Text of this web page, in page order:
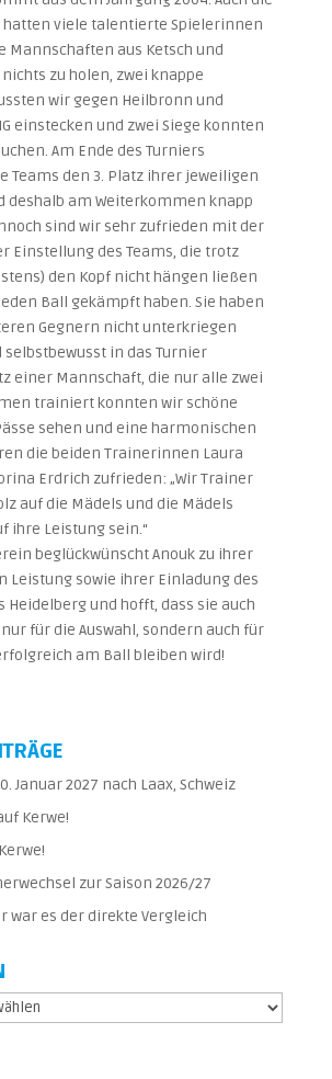
hatten viele talentierte Spielerinnen
Mannschaften aus Ketsch und
zu holen, zwei knappe
wir gegen Heilbronn und
einstecken und zwei Siege konnten
Am Ende des Turniers
Teams den 3. Platz ihrer jeweiligen
deshalb am Weiterkommen knapp
sind wir sehr zufrieden mit der
Einstellung des Teams, die trotz
den Kopf nicht hängen ließen
Ball gekämpft haben. Sie haben
Gegnern nicht unterkriegen
selbstbewusst in das Turnier
einer Mannschaft, die nur alle zwei
trainiert konnten wir schöne
sehen und eine harmonischen
die beiden Trainerinnen Laura
Erdrich zufrieden: „Wir Trainer
auf die Mädels und die Mädels
ihre Leistung sein.“
beglückwünscht Anouk zu ihrer
Leistung sowie ihrer Einladung des
Heidelberg und hofft, dass sie auch
für die Auswahl, sondern auch für
am Ball bleiben wird!
Januar 2027 nach Laax, Schweiz
Kerwe!
zur Saison 2026/27
war es der direkte Vergleich